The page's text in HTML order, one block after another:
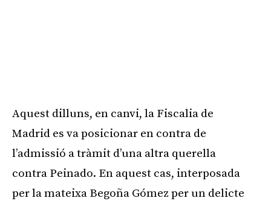
Aquest dilluns, en canvi, la Fiscalia de
Madrid es va posicionar en contra de
l’admissió a tràmit d’una altra querella
contra Peinado. En aquest cas, interposada
per la mateixa Begoña Gómez per un delicte